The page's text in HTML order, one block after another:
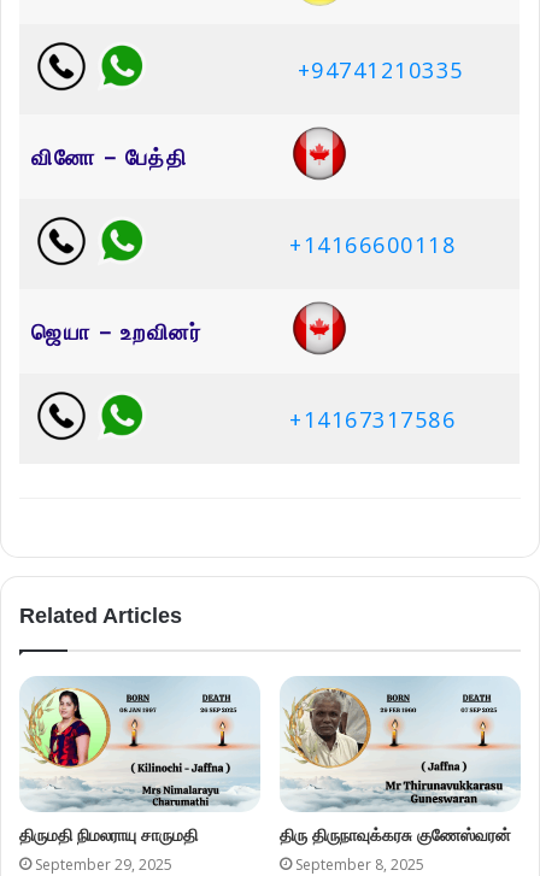
+94741210335
வினோ – பேத்தி
+14166600118
ஜெயா – உறவினர்
+14167317586
Related Articles
திருமதி நிமலராயு சாருமதி
September 29, 2025
திரு திருநாவுக்கரசு குணேஸ்வரன்
September 8, 2025